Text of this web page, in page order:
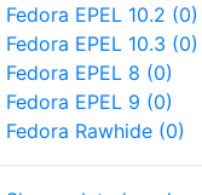
Fedora EPEL 10.2 (0)
Fedora EPEL 10.3 (0)
Fedora EPEL 8 (0)
Fedora EPEL 9 (0)
Fedora Rawhide (0)